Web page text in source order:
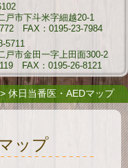
戸市下斗米字細越20-1
FAX：0195-23-7984
5711
戸市金田一字上田面300-2
FAX：0195-26-8121
> 休日当番医・AEDマップ
ップ